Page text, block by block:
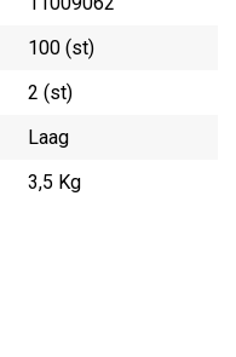
100 (st)
2 (st)
Laag
3,5 Kg